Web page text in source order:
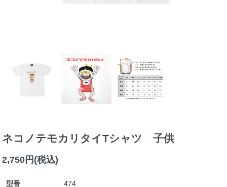
ネコノテモカリタイTシャツ 子供
2,750円(税込)
型番 474